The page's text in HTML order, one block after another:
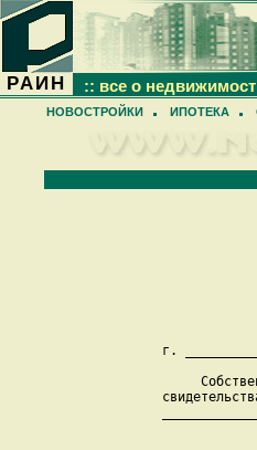
РАИН :: все о
НОВОСТРОЙКИ ИПОТЕКА
г.